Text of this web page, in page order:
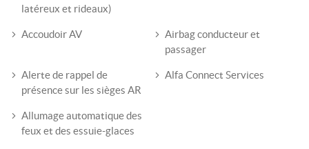
latéreux et rideaux)
Accoudoir AV
Airbag conducteur et
passager
Alerte de rappel de
présence sur les sièges AR
Alfa Connect Services
Allumage automatique des
feux et des essuie-glaces